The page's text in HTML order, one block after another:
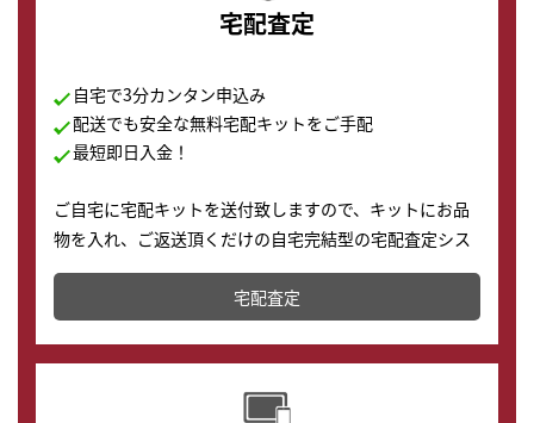
宅配査定
自宅で3分カンタン申込み
配送でも安全な無料宅配キットをご手配
最短即日入金！
ご自宅に宅配キットを送付致しますので、キットにお品
物を入れ、ご返送頂くだけの自宅完結型の宅配査定シス
テムです。
配送でも簡単&安全に査定・買取に出すことが可能で
す。
宅配査定